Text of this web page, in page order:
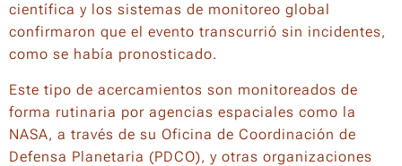
científica y los sistemas de monitoreo global
confirmaron que el evento transcurrió sin incidentes,
como se había pronosticado.
Este tipo de acercamientos son monitoreados de
forma rutinaria por agencias espaciales como la
NASA, a través de su Oficina de Coordinación de
Defensa Planetaria (PDCO), y otras organizaciones